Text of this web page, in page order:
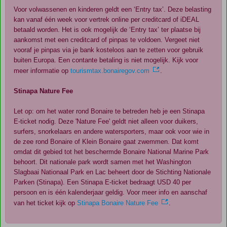
Voor volwassenen en kinderen geldt een ‘Entry tax’. Deze belasting
kan vanaf één week voor vertrek online per creditcard of iDEAL
betaald worden. Het is ook mogelijk de ‘Entry tax’ ter plaatse bij
aankomst met een creditcard of pinpas te voldoen. Vergeet niet
vooraf je pinpas via je bank kosteloos aan te zetten voor gebruik
buiten Europa. Een contante betaling is niet mogelijk. Kijk voor
meer informatie optourismtax.bonairegov.com
Stinapa Nature Fee
Let op: om het water rond Bonaire te betreden heb je een Stinapa
E-ticket nodig. Deze 'Nature Fee' geldt niet alleen voor duikers,
surfers, snorkelaars en andere watersporters, maar ook voor wie in
de zee rond Bonaire of Klein Bonaire gaat zwemmen. Dat komt
omdat dit gebied tot het beschermde Bonaire National Marine Park
behoort. Dit nationale park wordt samen met het Washington
Slagbaai Nationaal Park en Lac beheert door de Stichting Nationale
Parken (Stinapa). Een Stinapa E-ticket bedraagt USD 40 per
persoon en is één kalenderjaar geldig. Voor meer info en aanschaf
van het ticket kijk opStinapa Bonaire Nature Fee